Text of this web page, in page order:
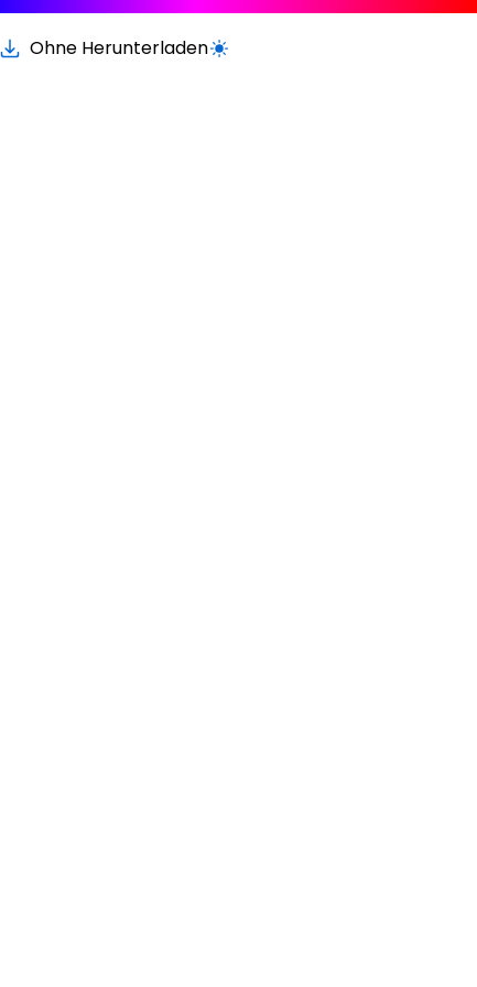
Ohne HerunterladenWechseln zur hellen / dunklen